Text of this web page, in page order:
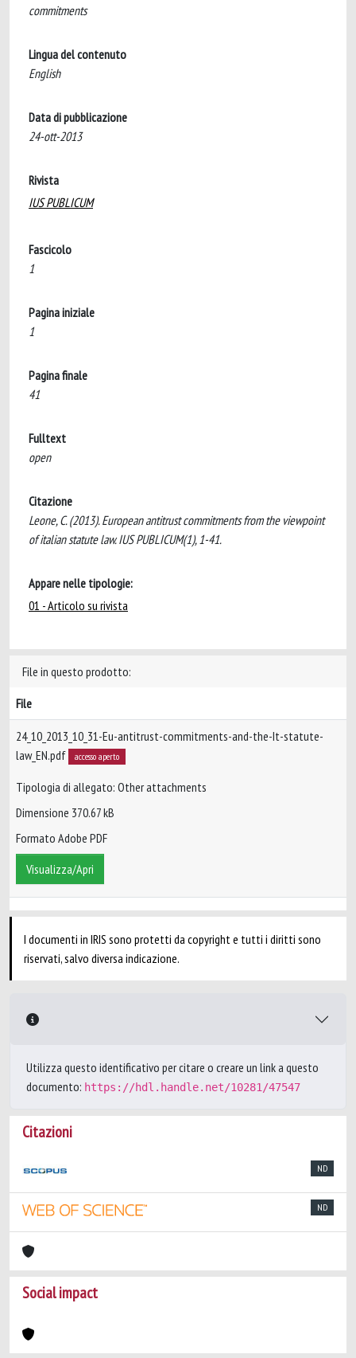
commitments
Lingua del contenuto
English
Data di pubblicazione
24-ott-2013
Rivista
IUS PUBLICUM
Fascicolo
1
Pagina iniziale
1
Pagina finale
41
Fulltext
open
Citazione
Leone, C. (2013). European antitrust commitments from the viewpoint
of italian statute law. IUS PUBLICUM(1), 1-41.
Appare nelle tipologie:
01 - Articolo su rivista
File in questo prodotto:
File
24_10_2013_10_31-Eu-antitrust-commitments-and-the-It-statute-
law_EN.pdf
accesso aperto
Tipologia di allegato: Other attachments
Dimensione 370.67 kB
Formato Adobe PDF
Visualizza/Apri
I documenti in IRIS sono protetti da copyright e tutti i diritti sono
riservati, salvo diversa indicazione.
Utilizza questo identificativo per citare o creare un link a questo
documento: https://hdl.handle.net/10281/47547
Citazioni
ND
ND
Social impact